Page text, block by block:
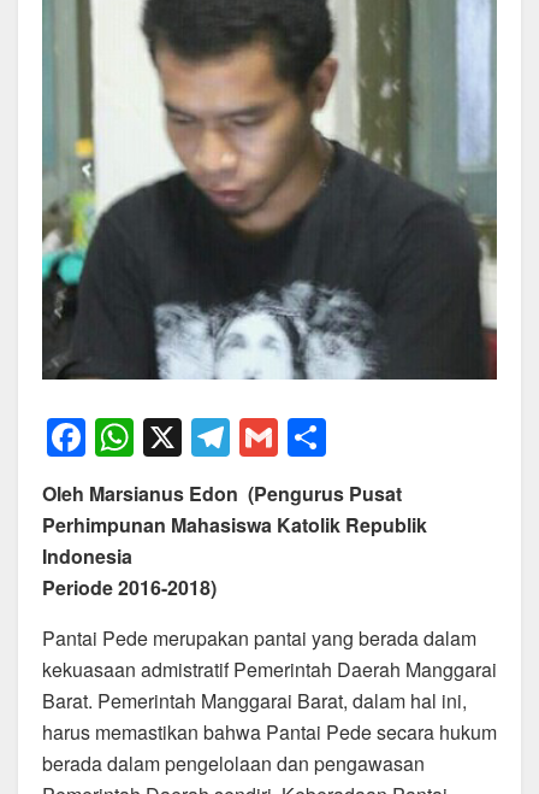
F
a
c
e
b
o
o
k
W
h
at
A
p
p
X T
el
e
m
G
m
ail
h
ar
Oleh Marsianus Edon (Pengurus Pusat
Perhimpunan Mahasiswa Katolik Republik
Indonesia
Periode 2016-2018)
Pantai Pede merupakan pantai yang berada dalam
kekuasaan admistratif Pemerintah Daerah Manggarai
Barat. Pemerintah Manggarai Barat, dalam hal ini,
harus memastikan bahwa Pantai Pede secara hukum
berada dalam pengelolaan dan pengawasan